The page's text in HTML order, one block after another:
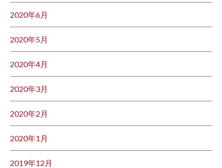
2020年6月
2020年5月
2020年4月
2020年3月
2020年2月
2020年1月
2019年12月